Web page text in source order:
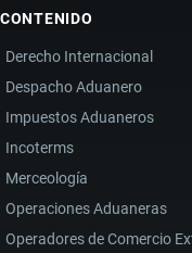
CONTENIDO
Derecho Internacional
Despacho Aduanero
Impuestos Aduaneros
Incoterms
Merceología
Operaciones Aduaneras
Operadores de Comercio